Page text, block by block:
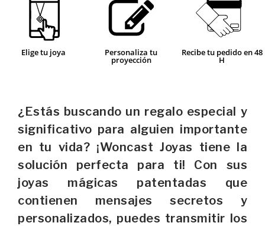
Elige tu joya Personaliza tu
proyección
Recibe tu pedido en 48
H
¿Estás buscando un regalo especial y
significativo para alguien importante
en tu vida? ¡Woncast Joyas tiene la
solución perfecta para ti! Con sus
joyas mágicas patentadas que
contienen mensajes secretos y
personalizados, puedes transmitir los